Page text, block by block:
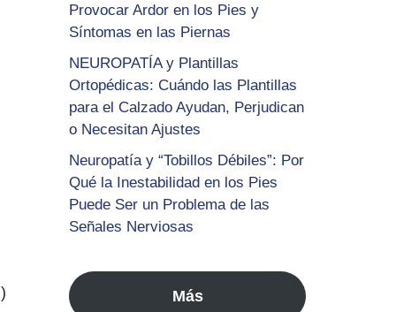
Provocar Ardor en los Pies y
Síntomas en las Piernas
NEUROPATÍA y Plantillas
Ortopédicas: Cuándo las Plantillas
para el Calzado Ayudan, Perjudican
o Necesitan Ajustes
Neuropatía y “Tobillos Débiles”: Por
Qué la Inestabilidad en los Pies
Puede Ser un Problema de las
Señales Nerviosas
Más